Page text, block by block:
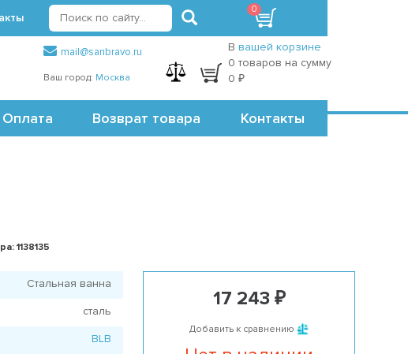
Точки самовывоза
mail@sanbravo.ru
Ваш город: Москва
регистрация
В вашей корзине
0 товаров на сумму
0 ₽
Оплата Возврат товара Контакты
0
1138135
17 243 ₽
Добавить к сравнению
Стальная ванна
сталь
BLB